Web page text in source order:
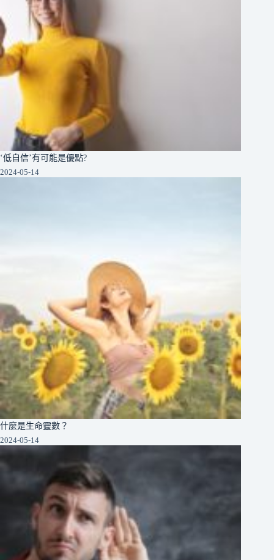
‘低自信’有可能是優點?
2024-05-14
什麼是生命靈數？
2024-05-14